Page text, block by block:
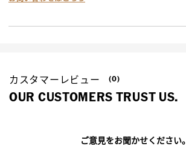
カスタマーレビュー (0)
OUR CUSTOMERS TRUST US.
ご意見をお聞かせください。